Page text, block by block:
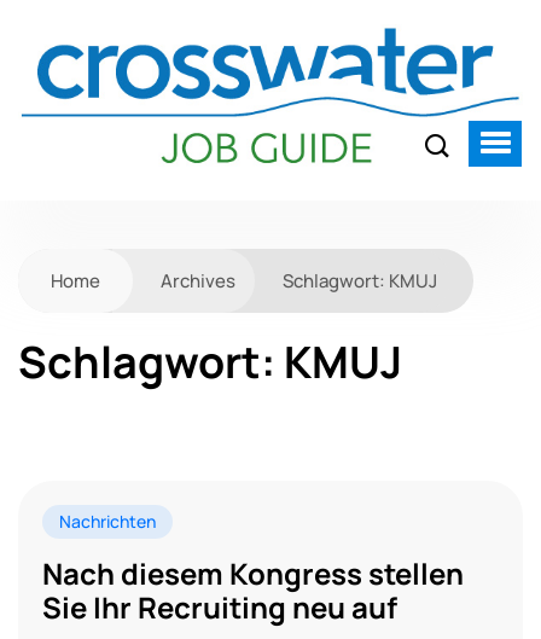
Home Archives Schlagwort: KMUJ
Schlagwort: KMUJ
Nachrichten
Nach diesem Kongress stellen
Sie Ihr Recruiting neu auf